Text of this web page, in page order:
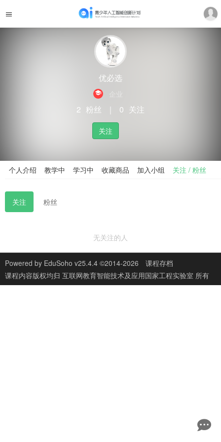
优必选
2 粉丝 ｜ 0 关注
关注
个人介绍 教学中 学习中 收藏商品 加入小组 关注 / 粉丝
关注 粉丝
无关注的人
Powered by EduSoho v25.4.4 ©2014-2026
课程存档
课程内容版权均归 互联网教育智能技术及应用国家工程实验室 所有